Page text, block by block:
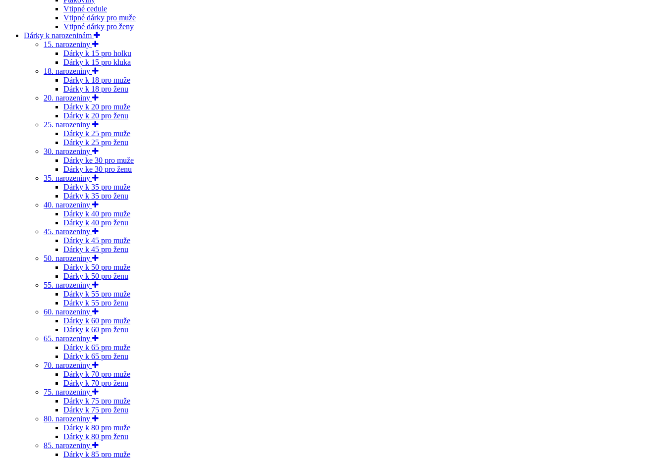
Vtipné cedule
Vtipné dárky pro muže
Vtipné dárky pro ženy
Dárky k narozeninám
15. narozeniny
Dárky k 15 pro holku
Dárky k 15 pro kluka
18. narozeniny
Dárky k 18 pro muže
Dárky k 18 pro ženu
20. narozeniny
Dárky k 20 pro muže
Dárky k 20 pro ženu
25. narozeniny
Dárky k 25 pro muže
Dárky k 25 pro ženu
30. narozeniny
Dárky ke 30 pro muže
Dárky ke 30 pro ženu
35. narozeniny
Dárky k 35 pro muže
Dárky k 35 pro ženu
40. narozeniny
Dárky k 40 pro muže
Dárky k 40 pro ženu
45. narozeniny
Dárky k 45 pro muže
Dárky k 45 pro ženu
50. narozeniny
Dárky k 50 pro muže
Dárky k 50 pro ženu
55. narozeniny
Dárky k 55 pro muže
Dárky k 55 pro ženu
60. narozeniny
Dárky k 60 pro muže
Dárky k 60 pro ženu
65. narozeniny
Dárky k 65 pro muže
Dárky k 65 pro ženu
70. narozeniny
Dárky k 70 pro muže
Dárky k 70 pro ženu
75. narozeniny
Dárky k 75 pro muže
Dárky k 75 pro ženu
80. narozeniny
Dárky k 80 pro muže
Dárky k 80 pro ženu
85. narozeniny
Dárky k 85 pro muže